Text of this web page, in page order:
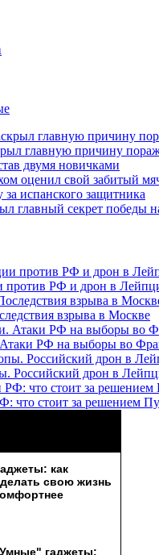
главную причину
двумя новичками
оценил свой забитый
испанского защитника
главный секрет победы
против РФ и дрон в
взрыва в Москве
Атаки РФ на выборы во
Российский дрон в
что стоит за решением